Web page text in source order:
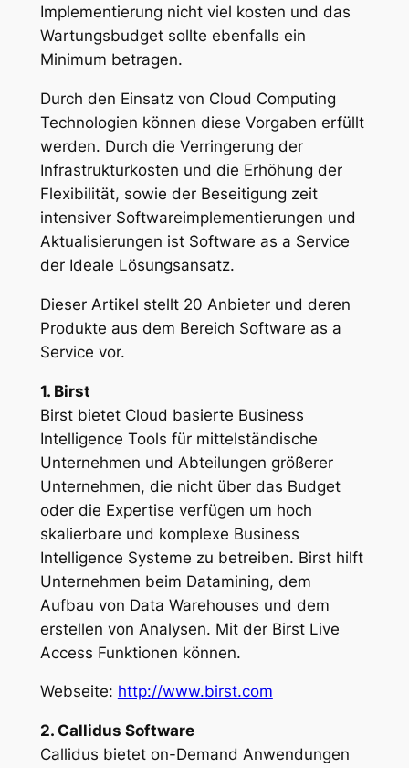
Implementierung nicht viel kosten und das
Wartungsbudget sollte ebenfalls ein
Minimum betragen.
Durch den Einsatz von Cloud Computing
Technologien können diese Vorgaben erfüllt
werden. Durch die Verringerung der
Infrastrukturkosten und die Erhöhung der
Flexibilität, sowie der Beseitigung zeit
intensiver Softwareimplementierungen und
Aktualisierungen ist Software as a Service
der Ideale Lösungsansatz.
Dieser Artikel stellt 20 Anbieter und deren
Produkte aus dem Bereich Software as a
Service vor.
1. Birst
Birst bietet Cloud basierte Business
Intelligence Tools für mittelständische
Unternehmen und Abteilungen größerer
Unternehmen, die nicht über das Budget
oder die Expertise verfügen um hoch
skalierbare und komplexe Business
Intelligence Systeme zu betreiben. Birst hilft
Unternehmen beim Datamining, dem
Aufbau von Data Warehouses und dem
erstellen von Analysen. Mit der Birst Live
Access Funktionen können.
Webseite: http://www.birst.com
2. Callidus Software
Callidus bietet on-Demand Anwendungen